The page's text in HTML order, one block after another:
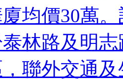
均價30萬
林路及明
聯外交通